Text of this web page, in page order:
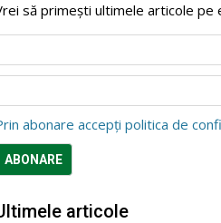
să primești ultimele articole pe
abonare accepți politica de
articole